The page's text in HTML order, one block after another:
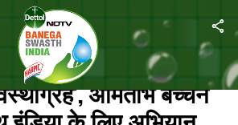
स्वस्थ इंडिया’ का 12 घंटे का ‘स्वस्थाग्रह’, अमिताभ
‘बनेगा स्वस्थ इंडिया’ का
अमिताभ बच्चन